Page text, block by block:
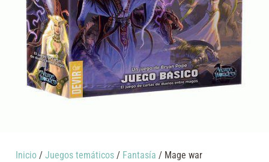
Inicio /Juegos temáticos / Fantasía / Mage war